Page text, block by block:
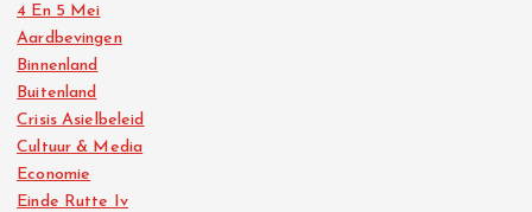
4 En 5 Mei
Aardbevingen
Binnenland
Buitenland
Crisis Asielbeleid
Cultuur & Media
Economie
Einde Rutte Iv